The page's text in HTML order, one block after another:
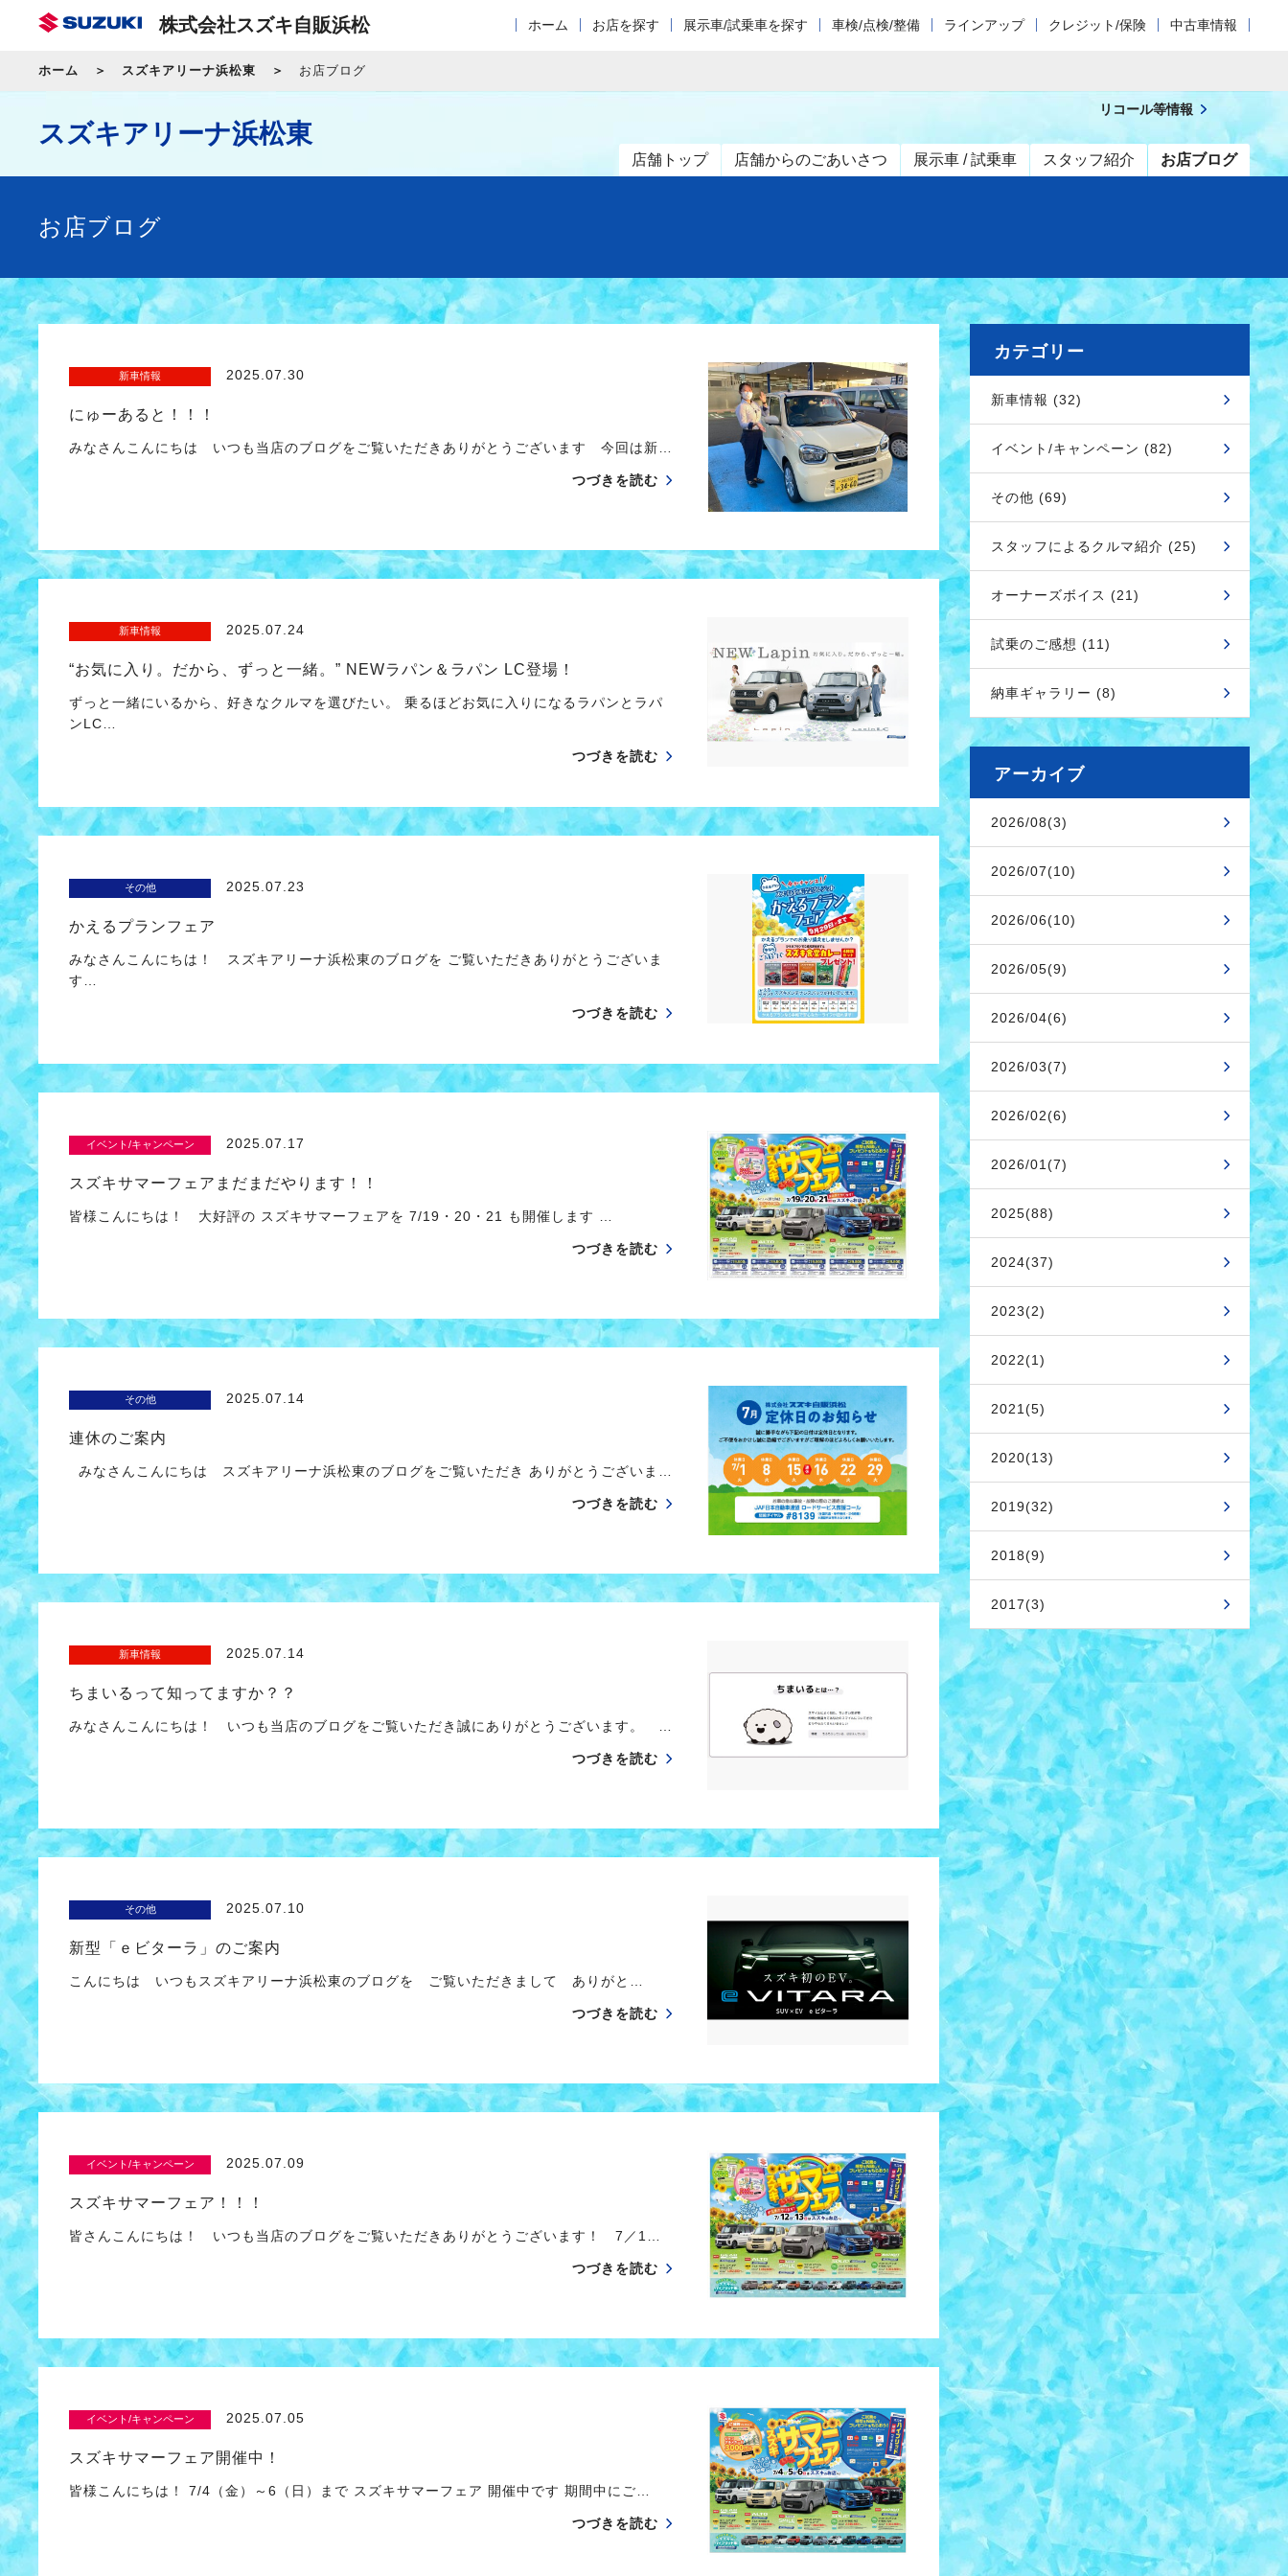
株式会社スズキ自販浜松 ホーム お店を探す 展示車/試乗車を探す 車検/点検/整備 ラインアップ クレジット/保険 中古車情報
ホーム スズキアリーナ浜松東 お店ブログ
スズキアリーナ浜松東
店舗トップ 店舗からのごあいさつ 展示車 / 試乗車 スタッフ紹介 お店ブログ
リコール等情報
お店ブログ
新車情報 2025.07.30
にゅーあると！！！
みなさんこんにちは いつも当店のブログをご覧いただきありがとうございます 今回は新…
つづきを読む
新車情報 2025.07.24
“お気に入り。だから、ずっと一緒。” NEWラパン＆ラパン LC登場！
ずっと一緒にいるから、好きなクルマを選びたい。 乗るほどお気に入りになるラパンとラパ
ンLC…
つづきを読む
その他 2025.07.23
かえるプランフェア
みなさんこんにちは！ スズキアリーナ浜松東のブログを ご覧いただきありがとうございま
す…
つづきを読む
イベント/キャンペーン 2025.07.17
スズキサマーフェアまだまだやります！！
皆様こんにちは！ 大好評の スズキサマーフェアを 7/19・20・21 も開催します …
つづきを読む
その他 2025.07.14
連休のご案内
みなさんこんにちは スズキアリーナ浜松東のブログをご覧いただき ありがとうございま…
つづきを読む
新車情報 2025.07.14
ちまいるって知ってますか？？
みなさんこんにちは！ いつも当店のブログをご覧いただき誠にありがとうございます。 …
つづきを読む
その他 2025.07.10
新型「ｅビターラ」のご案内
こんにちは いつもスズキアリーナ浜松東のブログを ご覧いただきまして ありがと…
つづきを読む
イベント/キャンペーン 2025.07.09
スズキサマーフェア！！！
皆さんこんにちは！ いつも当店のブログをご覧いただきありがとうございます！ 7／1…
つづきを読む
イベント/キャンペーン 2025.07.05
スズキサマーフェア開催中！
皆様こんにちは！ 7/4（金）～6（日）まで スズキサマーフェア 開催中です 期間中にご…
つづきを読む
カテゴリー
新車情報 (32)
イベント/キャンペーン (82)
その他 (69)
スタッフによるクルマ紹介 (25)
オーナーズボイス (21)
試乗のご感想 (11)
納車ギャラリー (8)
アーカイブ
2026/08(3)
2026/07(10)
2026/06(10)
2026/05(9)
2026/04(6)
2026/03(7)
2026/02(6)
2026/01(7)
2025(88)
2024(37)
2023(2)
2022(1)
2021(5)
2020(13)
2019(32)
2018(9)
2017(3)